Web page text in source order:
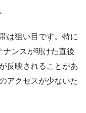
は狙い目です。特に
ナンスが明けた直後
反映されることがあ
アクセスが少ないた